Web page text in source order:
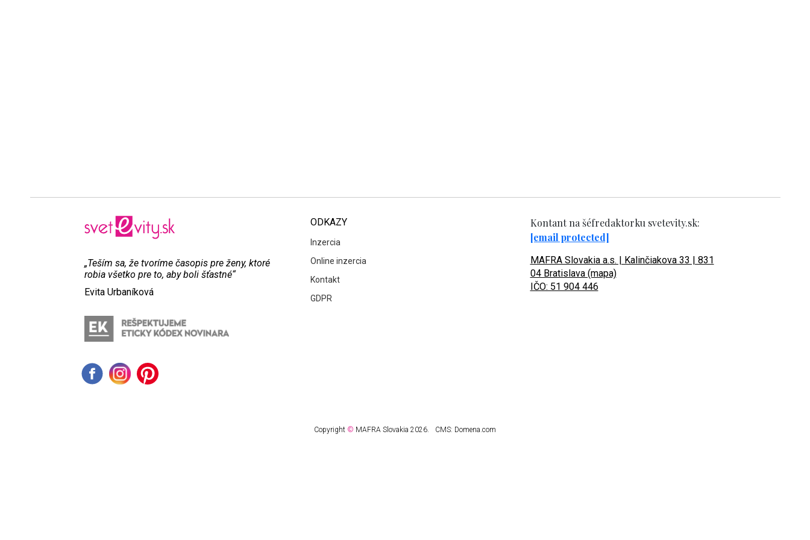
„Teším sa, že tvoríme časopis pre ženy, ktoré
robia všetko pre to, aby boli šťastné“
Evita Urbaníková
ODKAZY
Inzercia
Online inzercia
Kontakt
GDPR
Kontant na šéfredaktorku svetevity.sk:
[email protected]
MAFRA Slovakia a.s. | Kalinčiakova 33 | 831
04 Bratislava (mapa)
IČO: 51 904 446
Copyright © MAFRA Slovakia 2026. CMS: Domena.com